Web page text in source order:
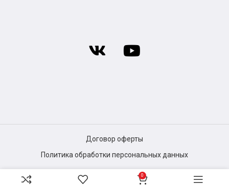
Договор оферты
Политика обработки персональных данных
0